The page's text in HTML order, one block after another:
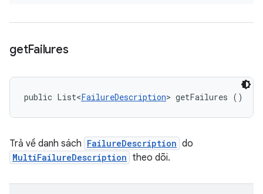
getFailures
public List<FailureDescription> getFailures ()
Trả về danh sách FailureDescription do
MultiFailureDescription theo dõi.